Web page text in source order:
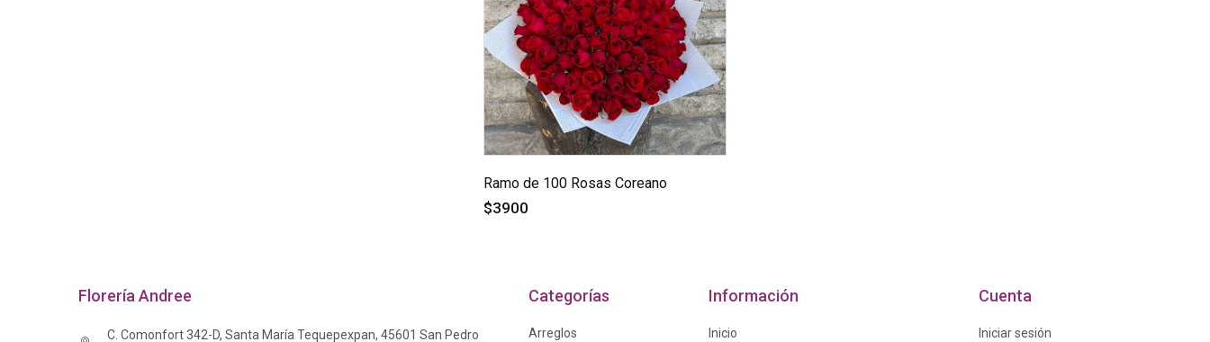
Ramo de 100 Rosas Coreano
$3900
Florería Andree
C. Comonfort 342-D, Santa María Tequepexpan, 45601 San Pedro
Categorías
Arreglos
Información
Inicio
Cuenta
Iniciar sesión